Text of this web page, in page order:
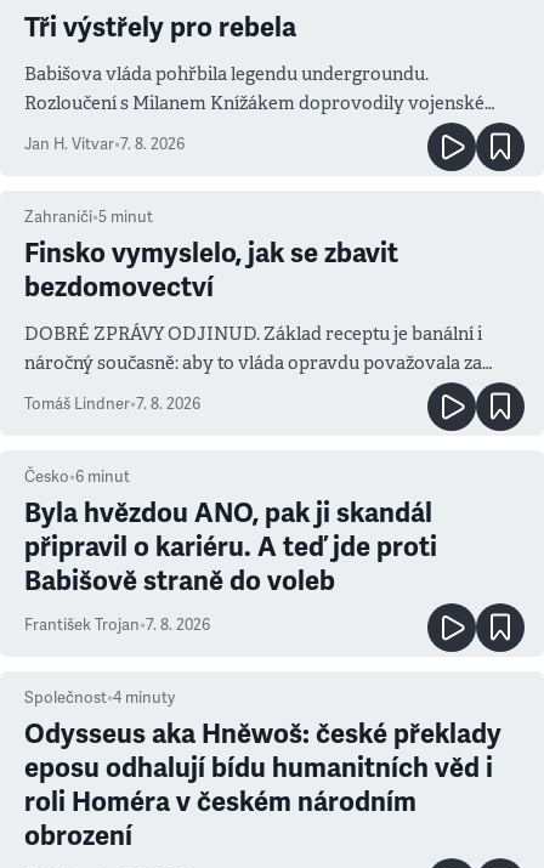
Tři výstřely pro rebela
Babišova vláda pohřbila legendu undergroundu.
Rozloučení s Milanem Knížákem doprovodily vojenské
salvy i kritika pokrokářů
Jan H. Vitvar•7. 8. 2026
Zahraničí•5 minut
Finsko vymyslelo, jak se zbavit
bezdomovectví
DOBRÉ ZPRÁVY ODJINUD. Základ receptu je banální i
náročný současně: aby to vláda opravdu považovala za
prioritu
Tomáš Lindner•7. 8. 2026
Česko•6 minut
Byla hvězdou ANO, pak ji skandál
připravil o kariéru. A teď jde proti
Babišově straně do voleb
František Trojan•7. 8. 2026
Společnost•4 minuty
Odysseus aka Hněwoš: české překlady
eposu odhalují bídu humanitních věd i
roli Homéra v českém národním
obrození